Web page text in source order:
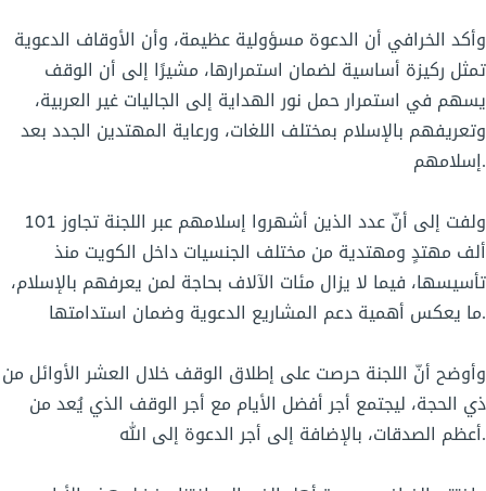
وأكد الخرافي أن الدعوة مسؤولية عظيمة، وأن الأوقاف الدعوية
تمثل ركيزة أساسية لضمان استمرارها، مشيرًا إلى أن الوقف
يسهم في استمرار حمل نور الهداية إلى الجاليات غير العربية،
وتعريفهم بالإسلام بمختلف اللغات، ورعاية المهتدين الجدد بعد
إسلامهم.
ولفت إلى أنّ عدد الذين أشهروا إسلامهم عبر اللجنة تجاوز 101
ألف مهتدٍ ومهتدية من مختلف الجنسيات داخل الكويت منذ
تأسيسها، فيما لا يزال مئات الآلاف بحاجة لمن يعرفهم بالإسلام،
ما يعكس أهمية دعم المشاريع الدعوية وضمان استدامتها.
وأوضح أنّ اللجنة حرصت على إطلاق الوقف خلال العشر الأوائل من
ذي الحجة، ليجتمع أجر أفضل الأيام مع أجر الوقف الذي يُعد من
أعظم الصدقات، بالإضافة إلى أجر الدعوة إلى الله.